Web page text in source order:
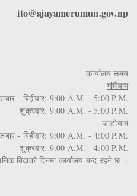
ito@ajayamerumun.gov.np
कार्यालय समय
गर्मियाम
- बिहीवार: 9:00 A.M. - 5:00 P.M.
शुक्रवार: 9:00 A.M. - 5:00 P.M.
जाडोयाम
- बिहीवार: 9:00 A.M. - 4:00 P.M.
शुक्रवार: 9:00 A.M. - 4:00 P.M.
बिदाको दिनमा कार्यालय बन्द रहने छ ।